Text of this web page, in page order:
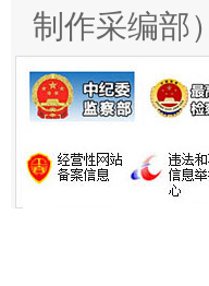
制作采编部）